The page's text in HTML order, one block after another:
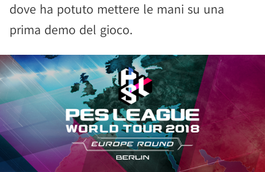
dove ha potuto mettere le mani su una
prima demo del gioco.